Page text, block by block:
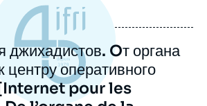
джихадистов. Oт органа
центру оперативного
[Internet pour les